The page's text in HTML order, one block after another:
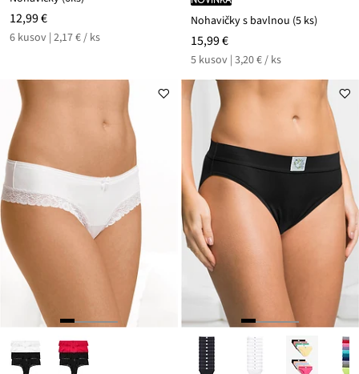
12,99 €
6 kusov | 2,17 € / ks
Nohavičky s bavlnou (5 ks)
15,99 €
5 kusov | 3,20 € / ks